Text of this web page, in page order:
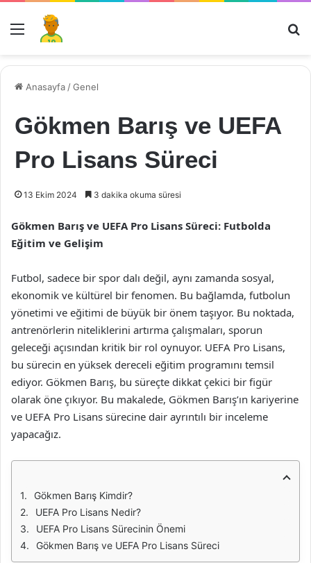
Menü
Anasayfa /Genel
Gökmen Barış ve UEFA
Pro Lisans Süreci
13 Ekim 2024 3 dakika okuma süresi
Gökmen Barış ve UEFA Pro Lisans Süreci: Futbolda
Eğitim ve Gelişim
Futbol, sadece bir spor dalı değil, aynı zamanda sosyal,
ekonomik ve kültürel bir fenomen. Bu bağlamda, futbolun
yönetimi ve eğitimi de büyük bir önem taşıyor. Bu noktada,
antrenörlerin niteliklerini artırma çalışmaları, sporun
geleceği açısından kritik bir rol oynuyor. UEFA Pro Lisans,
bu sürecin en yüksek dereceli eğitim programını temsil
ediyor. Gökmen Barış, bu süreçte dikkat çekici bir figür
olarak öne çıkıyor. Bu makalede, Gökmen Barış’ın kariyerine
ve UEFA Pro Lisans sürecine dair ayrıntılı bir inceleme
yapacağız.
Gökmen Barış Kimdir?
UEFA Pro Lisans Nedir?
UEFA Pro Lisans Sürecinin Önemi
Gökmen Barış ve UEFA Pro Lisans Süreci